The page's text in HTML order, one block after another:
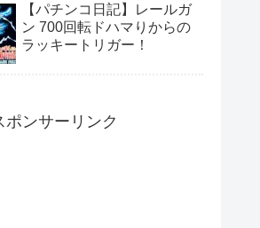
【パチンコ日記】レールガ
ン 700回転ドハマりからの
ラッキートリガー！
ポンサーリンク